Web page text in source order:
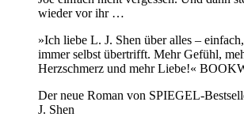
wieder vor ihr …
»Ich liebe L. J. Shen über alles –
immer selbst übertrifft. Mehr Gefühl,
Herzschmerz und mehr Liebe!«
Der neue Roman von SPIEGEL-
J. Shen